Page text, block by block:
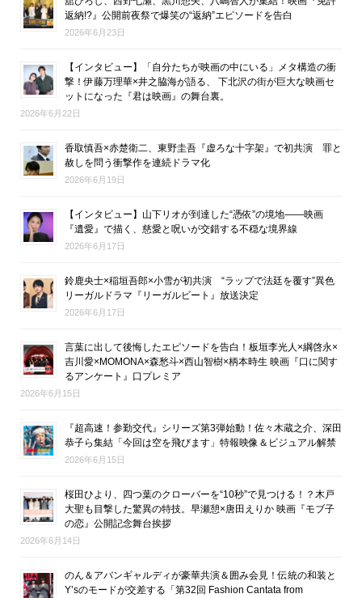
返納!?』公開前夜祭で爆笑の“返納”エピソードを告白
2026年6月23日
【インタビュー】「自分たちが映画の中にいる」メタ構造の衝
撃！伊藤万理華×井之脇海が語る、 下北沢の街が巨大な映画セ
ットになった『君は映画』の舞台裏。
2026年6月22日
香取慎吾×赤楚衛二、東野圭吾『虚ろな十字架』で初共演 罪と
赦しを問う衝撃作を連続ドラマ化
2026年6月19日
【インタビュー】山下リオが到達した“憑依”の境地――映画
『遺愛』で描く、慈愛と呪いが交錯する不穏な境界線
2026年6月17日
鈴鹿央士×稲垣吾郎×小雪が初共演 “ラップで法廷を覆す”異色
リーガルドラマ『リーガルビート』放送決定
2026年6月17日
言葉に出して後悔したエピソードを告白！板垣李光人×綱啓永×
吉川愛×MOMONA×森愁斗×西山智樹×柄本時生 映画『口に関す
るアンケート』口プレミア
2026年6月15日
『超高速！参勤交代』シリーズ第3弾始動！佐々木蔵之介、深田
恭子ら集結「今回は空を飛びます」特報映像＆ビジュアル解禁
2026年6月15日
桜田ひより、四つ葉のクローバーを“10秒”で見つける！？木戸
大聖も目撃した驚異の特技。早瀬憩×唐田えりか 映画『モブ子
の恋』公開記念舞台挨拶
2026年6月14日
のん＆アバンギャルディが豪華共演＆囲み会見！伝統の和装と
Y’sのモードが交差する「第32回 Fashion Cantata from